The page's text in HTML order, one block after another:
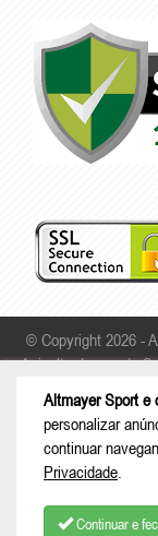
© Copyright 2026 -
Apicultor Leonardo
Altmayer Sport e
personalizar
continuar
Privacidade
Continuar e